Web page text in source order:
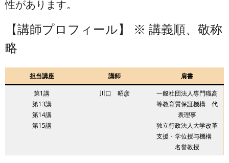
性があります。
【講師プロフィール】 ※ 講義順、敬称
略
担当講座 講師 肩書
第1講
第13講
第14講
第15講
川口 昭彦
一般社団法人専門職高
等教育質保証機構 代
表理事
独立行政法人大学改革
支援・学位授与機構
名誉教授